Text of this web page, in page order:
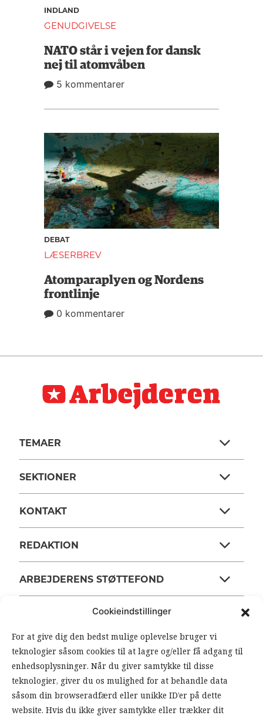
Cookieindstillinger
For at give dig den bedst mulige oplevelse bruger vi
teknologier såsom cookies til at lagre og/eller få adgang til
enhedsoplysninger. Når du giver samtykke til disse
teknologier, giver du os mulighed for at behandle data
såsom din browseradfærd eller unikke ID’er på dette
website. Hvis du ikke giver samtykke eller trækker dit
INDLAND
GENUDGIVELSE
NATO står i vejen for dansk
nej til atomvåben
5 kommentarer
DEBAT
LÆSERBREV
Atomparaplyen og Nordens
frontlinje
0 kommentarer
TEMAER
SEKTIONER
KONTAKT
REDAKTION
ARBEJDERENS STØTTEFOND
ANSVARSHAVENDE REDAKTØR
OM ARBEJDEREN
SOUNDCLOUD RSS FEEDS